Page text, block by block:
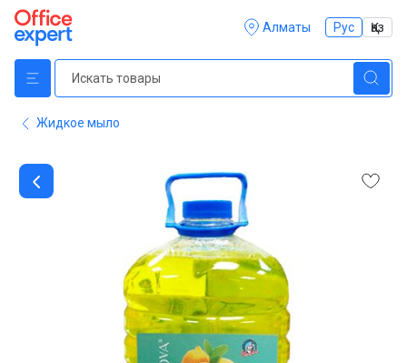
Алматы Рус Қаз
Жидкое мыло